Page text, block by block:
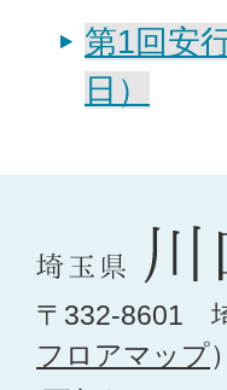
第1回安
日）
〒332-8601
フロアマップ）